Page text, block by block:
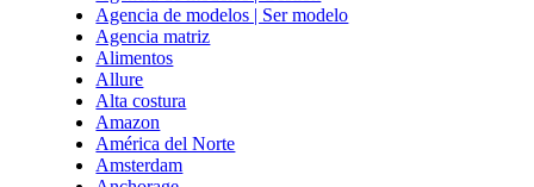
Agencia de modelos | Ser modelo
Agencia matriz
Alimentos
Allure
Alta costura
Amazon
América del Norte
Amsterdam